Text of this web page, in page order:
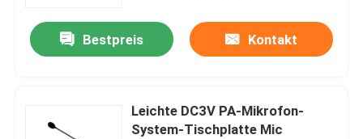
Fabrik-Ausflug
Qualitätskontrolle
Bestpreis Kontakt
Leichte DC3V PA-Mikrofon-
System-Tischplatte Mic